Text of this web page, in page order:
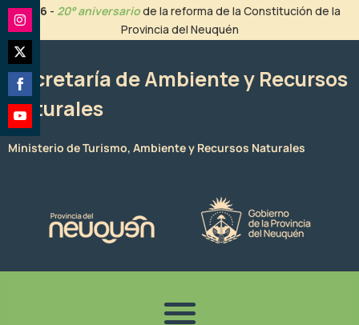
contenido
2026 - 20° aniversariode la reforma de la Constitución de la
Provincia del Neuquén
Secretaría de Ambiente y Recursos
Naturales
Ministerio de Turismo, Ambiente y Recursos Naturales
Share
on
Instagram
Share
on
Twitter
Share
on
Facebook
Share
on